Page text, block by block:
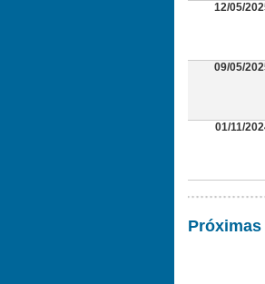
12/05/
09/05/
01/11/